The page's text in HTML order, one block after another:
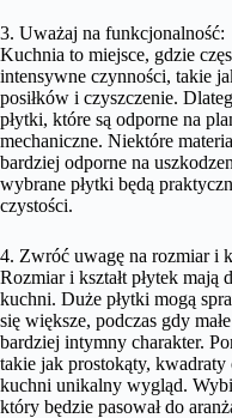
3. Uważaj na funkcjonalność:
Kuchnia to miejsce, gdzie
intensywne czynności, takie
posiłków i czyszczenie.
płytki, które są odporne na
mechaniczne. Niektóre
bardziej odporne na
wybrane płytki będą
czystości.
4. Zwróć uwagę na rozmiar i
Rozmiar i kształt płytek mają
kuchni. Duże płytki mogą
się większe, podczas gdy
bardziej intymny charakter.
takie jak prostokąty, kwadraty
kuchni unikalny wygląd.
który będzie pasował do